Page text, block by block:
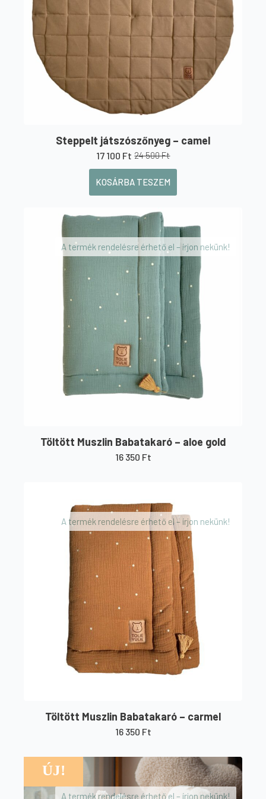
Steppelt játszószőnyeg – camel
24 500Ft
Original
price
was:
24
17 100 Ft Current
price
is:
17
KOSÁRBA TESZEM
A termék rendelésre érhető el – írjon nekünk!
Töltött Muszlin Babatakaró – aloe gold
16 350 Ft
A termék rendelésre érhető el – írjon nekünk!
Töltött Muszlin Babatakaró – carmel
16 350 Ft
ÚJ!
A termék rendelésre érhető el – írjon nekünk!